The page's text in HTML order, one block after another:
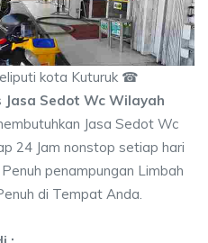
kota Kuturuk ☎
Jasa Sedot Wc Wilayah
Jasa Sedot Wc
24 Jam nonstop setiap hari
penampungan Limbah
di Tempat Anda.